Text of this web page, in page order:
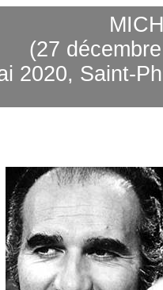
(27
2020, Saint-